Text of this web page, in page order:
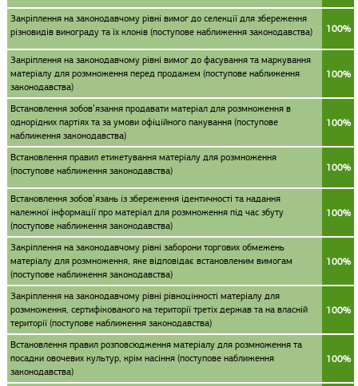
Закріплення на законодавчому рівні вимог до селекції для збереження
різновидів винограду та їх клонів (поступове наближення законодавства)
100%
Закріплення на законодавчому рівні вимог до фасування та маркування
матеріалу для розмноження перед продажем (поступове наближення
законодавства)
100%
Встановлення зобов’язання продавати матеріал для розмноження в
однорідних партіях та за умови офіційного пакування (поступове
наближення законодавства)
100%
Встановлення правил етикетування матеріалу для розмноження
(поступове наближення законодавства)
100%
Встановлення зобов’язань із збереження ідентичності та надання
належної інформації про матеріал для розмноження під час збуту
(поступове наближення законодавства)
100%
Закріплення на законодавчому рівні заборони торгових обмежень
матеріалу для розмноження, яке відповідає встановленим вимогам
(поступове наближення законодавства)
100%
Закріплення на законодавчому рівні рівноцінності матеріалу для
розмноження, сертифікованого на території третіх держав та на власній
території (поступове наближення законодавства)
100%
Встановлення правил розповсюдження матеріалу для розмноження та
посадки овочевих культур, крім насіння (поступове наближення
законодавства)
100%